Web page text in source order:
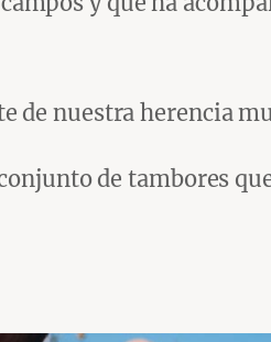
de nuestra herencia
de tambores